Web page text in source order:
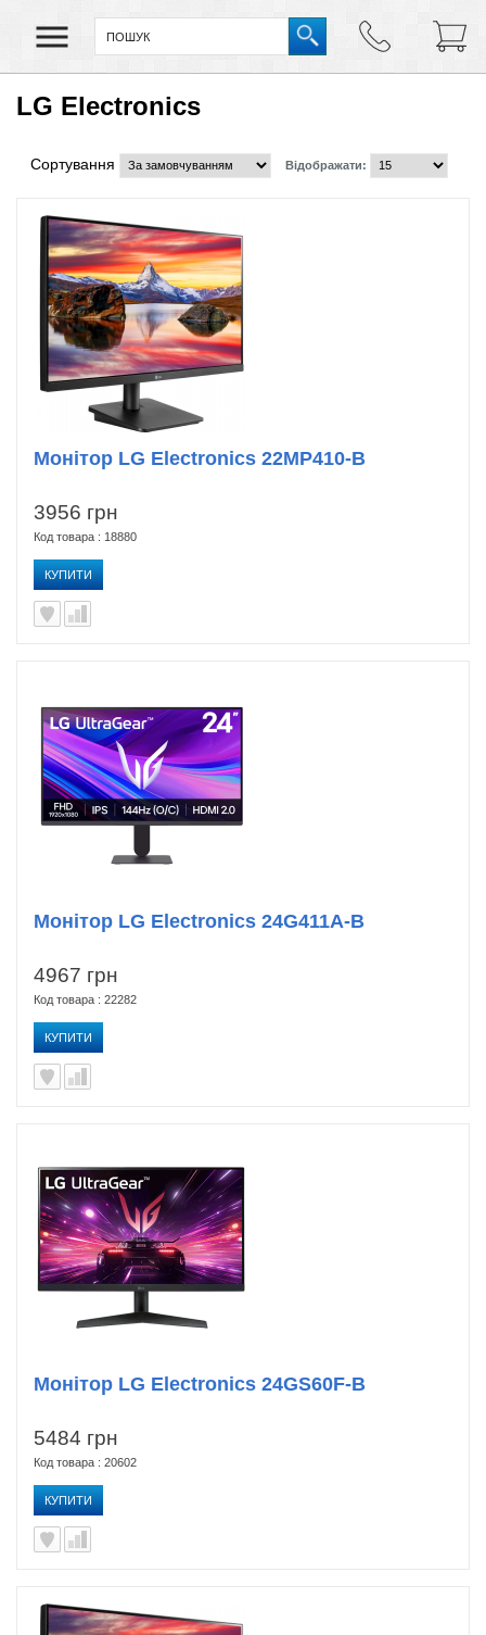
LG Electronics
Сортування Відображати:
3956 грн
Код товара : 18880
КУПИТИ
Монітор LG Electronics 22MP410-B
4967 грн
Код товара : 22282
КУПИТИ
Монітор LG Electronics 24G411A-B
5484 грн
Код товара : 20602
КУПИТИ
Монітор LG Electronics 24GS60F-B